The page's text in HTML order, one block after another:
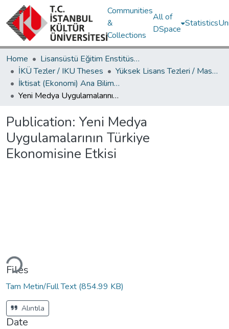
Communities
&
Collections
All of
DSpace
Statistics
Home
Lisansüstü Eğitim Enstitüsü / Postgraduate Education Institute
İKÜ Tezler / IKU Theses
Yüksek Lisans Tezleri / Master's Theses
İktisat (Ekonomi) Ana Bilim Dalı / Department of Economics
Yeni Medya Uygulamalarının Türkiye Ekonomisine Etkisi
Publication: Yeni Medya
Uygulamalarının Türkiye
Ekonomisine Etkisi
Loading...
Files
Tam Metin/Full Text (854.99 KB)
Alıntıla
Date